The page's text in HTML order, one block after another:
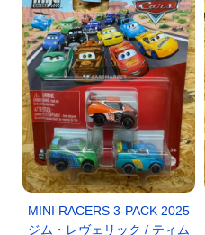
MINI RACERS 3-PACK 2025
ジム・レヴェリック / ティム